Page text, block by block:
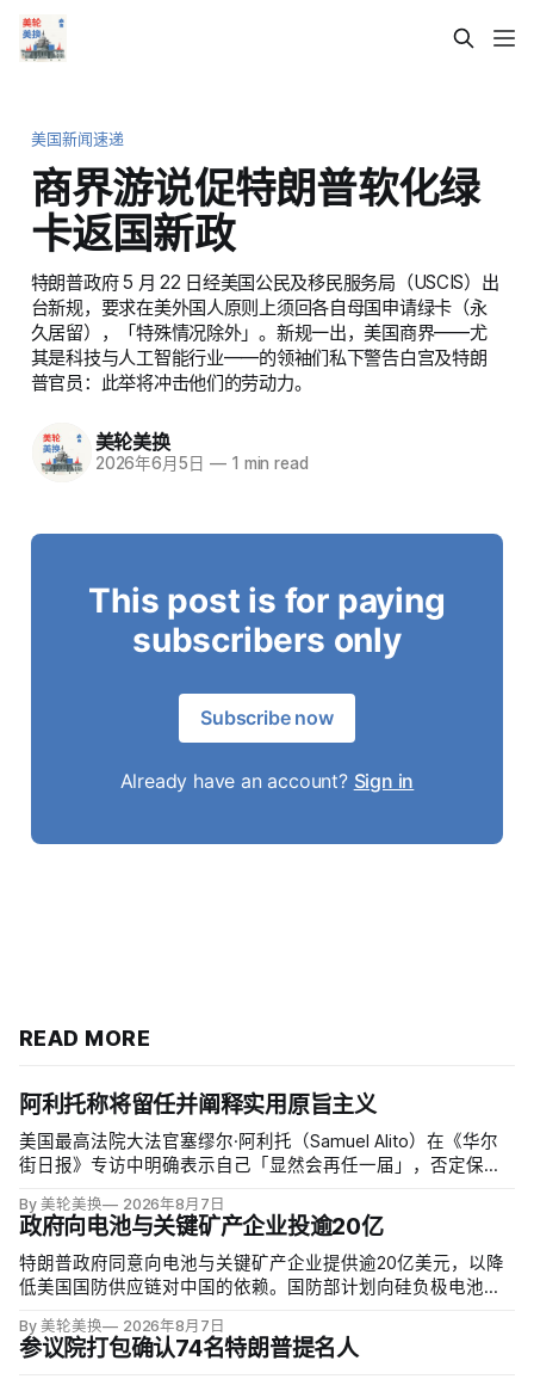
美国新闻速递
商界游说促特朗普软化绿
卡返国新政
特朗普政府 5 月 22 日经美国公民及移民服务局（USCIS）出
台新规，要求在美外国人原则上须回各自母国申请绿卡（永
久居留），「特殊情况除外」。新规一出，美国商界——尤
其是科技与人工智能行业——的领袖们私下警告白宫及特朗
普官员：此举将冲击他们的劳动力。
美轮美换
2026年6月5日 —1 min read
This post is for paying
subscribers only
Subscribe now
Already have an account? Sign in
READ MORE
阿利托称将留任并阐释实用原旨主义
美国最高法院大法官塞缪尔·阿利托（Samuel Alito）在《华尔
街日报》专访中明确表示自己「显然会再任一届」，否定保守
者的呼声。76岁的阿利托称这类催退提醒他生命有限，却也暗
含法官可以互换的误解。
By 美轮美换 2026年8月7日
政府向电池与关键矿产企业投逾20亿
特朗普政府同意向电池与关键矿产企业提供逾20亿美元，以降
低美国国防供应链对中国的依赖。国防部计划向硅负极电池公
开采钪的日出能源金属公司（Sunrise Energy Metals）提供4亿
美元贷款，美…
By 美轮美换 2026年8月7日
参议院打包确认74名特朗普提名人